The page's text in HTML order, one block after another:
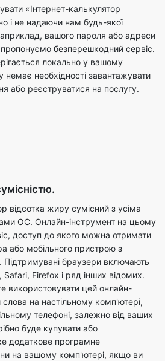
«Інтернет-калькулятор
і не надаючи нам будь-якої
вашого пароля або адреси
безперешкодний сервіс.
локально у вашому
немає необхідності завантажувати
або реєструватися на послугу.
відсотка жиру сумісний з усіма
ОС. Онлайн-інструмент на цьому
доступ до якого можна отримати
або мобільного пристрою з
Підтримувані браузери включають
Firefox і ряд інших відомих.
використовувати цей онлайн-
на настільному комп'ютері,
телефоні, залежно від ваших
буде купувати або
додаткове програмне
на вашому комп'ютері, якщо ви